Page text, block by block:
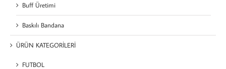
Buff Üretimi
Baskılı Bandana
ÜRÜN KATEGORİLERİ
FUTBOL